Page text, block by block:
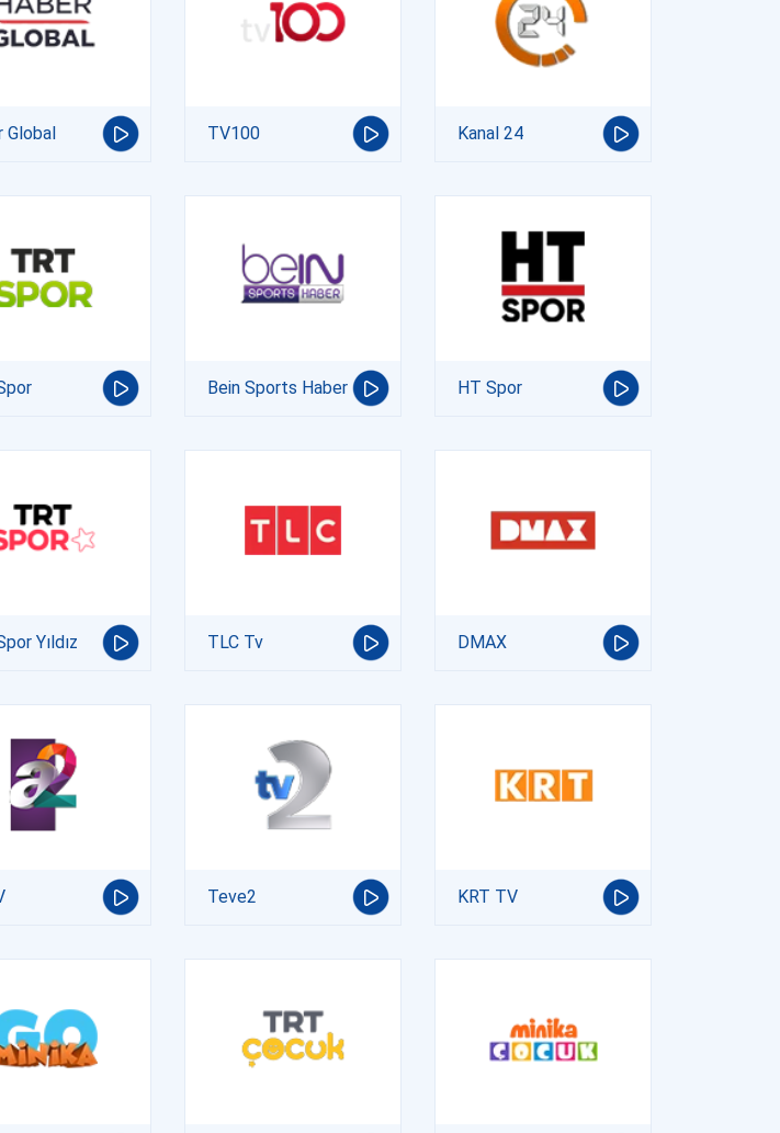
Global TV100 Kanal 24
Bein Sports Haber HT Spor
Yıldız TLC Tv DMAX
Teve2 KRT TV